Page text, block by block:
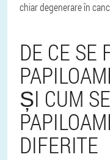
chiar degenerare în
DE CE SE
ȘI CUM
DIFERITE